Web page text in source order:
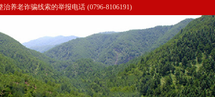
治养老诈骗线索的举报电话 (0796-8106191)